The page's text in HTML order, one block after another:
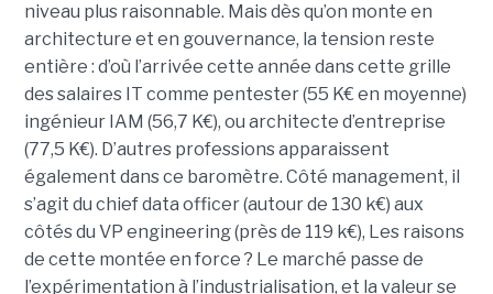
niveau plus raisonnable. Mais dès qu’on monte en
architecture et en gouvernance, la tension reste
entière : d’où l’arrivée cette année dans cette grille
des salaires IT comme pentester (55 K€ en moyenne)
ingénieur IAM (56,7 K€), ou architecte d’entreprise
(77,5 K€). D’autres professions apparaissent
également dans ce baromètre. Côté management, il
s’agit du chief data officer (autour de 130 k€) aux
côtés du VP engineering (près de 119 k€), Les raisons
de cette montée en force ? Le marché passe de
l’expérimentation à l’industrialisation, et la valeur se